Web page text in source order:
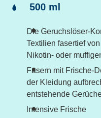
Inhalt:500 ml
Die Geruchslöser-
Textilien fasertief
Nikotin- oder
Fasern mit Frische-
der Kleidung
entstehende
Intensive Frische